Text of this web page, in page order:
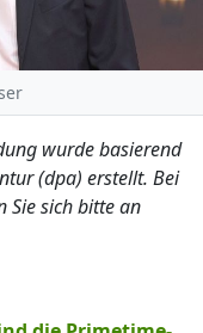
wurde basierend
(dpa) erstellt. Bei
Sie sich bitte an